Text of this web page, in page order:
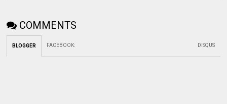
COMMENTS
BLOGGER FACEBOOK: DISQUS